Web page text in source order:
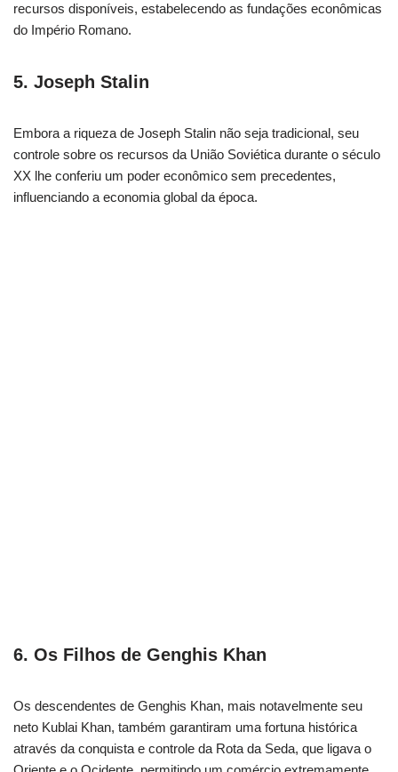
recursos disponíveis, estabelecendo as fundações econômicas
do Império Romano.
5. Joseph Stalin
Embora a riqueza de Joseph Stalin não seja tradicional, seu
controle sobre os recursos da União Soviética durante o século
XX lhe conferiu um poder econômico sem precedentes,
influenciando a economia global da época.
6. Os Filhos de Genghis Khan
Os descendentes de Genghis Khan, mais notavelmente seu
neto Kublai Khan, também garantiram uma fortuna histórica
através da conquista e controle da Rota da Seda, que ligava o